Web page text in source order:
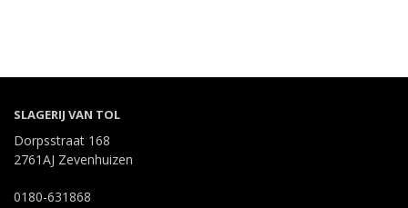
SLAGERIJ VAN TOL
Dorpsstraat 168
2761AJ Zevenhuizen
0180-631868